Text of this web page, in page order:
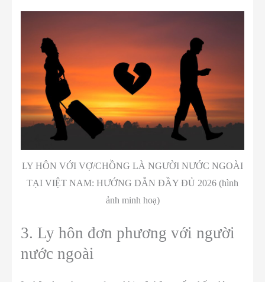
LY HÔN VỚI VỢ/CHỒNG LÀ NGƯỜI NƯỚC NGOÀI
TẠI VIỆT NAM: HƯỚNG DẪN ĐẦY ĐỦ 2026 (hình
ảnh minh hoạ)
3. Ly hôn đơn phương với người
nước ngoài